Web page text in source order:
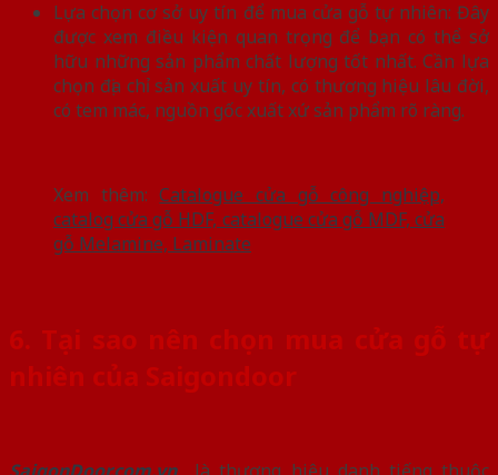
Lựa chọn cơ sở uy tín để mua cửa gỗ tự nhiên: Đây
được xem điều kiện quan trọng để bạn có thể sở
hữu những sản phẩm chất lượng tốt nhất. Cần lựa
chọn địa chỉ sản xuất uy tín, có thương hiệu lâu đời,
có tem mác, nguồn gốc xuất xứ sản phẩm rõ ràng.
Xem thêm:Catalogue cửa gỗ công nghiệp,
catalog cửa gỗ HDF, catalogue cửa gỗ MDF, cửa
gỗ Melamine, Laminate
6. Tại sao nên chọn mua cửa gỗ tự
nhiên của Saigondoor
SaigonDoor.com.vn
là thương hiệu danh tiếng thuộc